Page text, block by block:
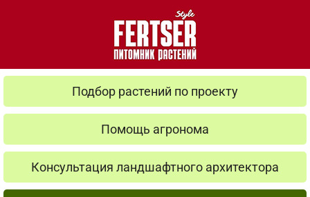
Подбор растений по проекту
Помощь агронома
Консультация ландшафтного архитектора